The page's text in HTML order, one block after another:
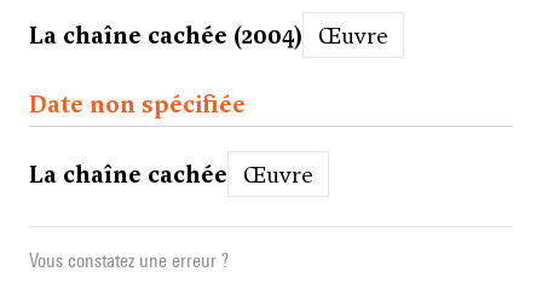
La chaîne cachée (2004) Œuvre
Date non spécifiée
La chaîne cachée Œuvre
Vous constatez une erreur ?